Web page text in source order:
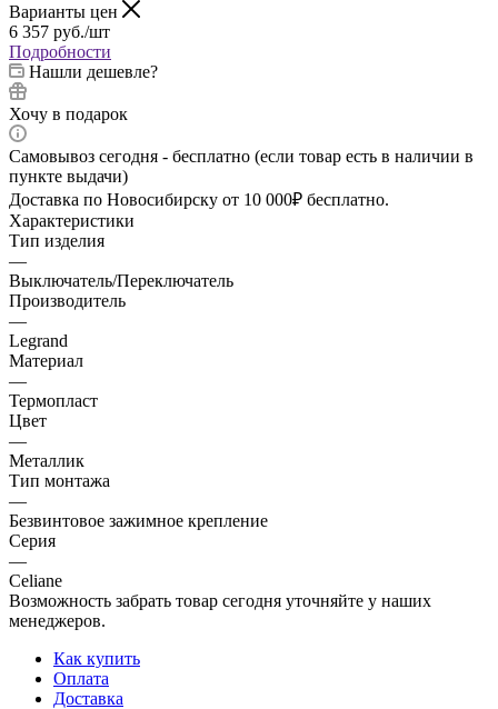
Варианты цен
6 357 руб./шт
Подробности
Нашли дешевле?
Хочу в подарок
Самовывоз сегодня - бесплатно (если товар есть в наличии в
пункте выдачи)
Доставка по Новосибирску от 10 000₽ бесплатно.
Характеристики
Тип изделия
—
Выключатель/Переключатель
Производитель
—
Legrand
Материал
—
Термопласт
Цвет
—
Металлик
Тип монтажа
—
Безвинтовое зажимное крепление
Серия
—
Celiane
Возможность забрать товар сегодня уточняйте у наших
менеджеров.
Как купить
Оплата
Доставка